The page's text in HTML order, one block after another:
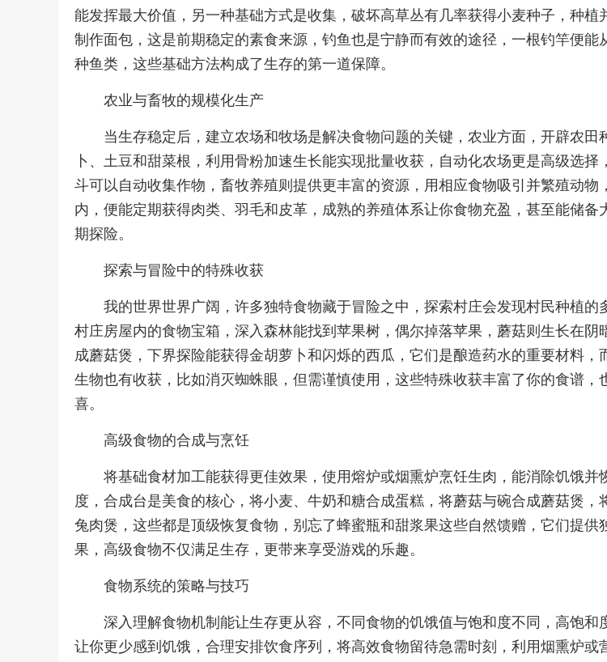
能发挥最大价值，另一种基础方式是收集，破坏高草丛有几率获得小麦种子，种植
制作面包，这是前期稳定的素食来源，钓鱼也是宁静而有效的途径，一根钓竿便能
种鱼类，这些基础方法构成了生存的第一道保障。
农业与畜牧的规模化生产
当生存稳定后，建立农场和牧场是解决食物问题的关键，农业方面，开辟农田
卜、土豆和甜菜根，利用骨粉加速生长能实现批量收获，自动化农场更是高级选择
斗可以自动收集作物，畜牧养殖则提供更丰富的资源，用相应食物吸引并繁殖动物
内，便能定期获得肉类、羽毛和皮革，成熟的养殖体系让你食物充盈，甚至能储备
期探险。
探索与冒险中的特殊收获
我的世界世界广阔，许多独特食物藏于冒险之中，探索村庄会发现村民种植的
村庄房屋内的食物宝箱，深入森林能找到苹果树，偶尔掉落苹果，蘑菇则生长在阴
成蘑菇煲，下界探险能获得金胡萝卜和闪烁的西瓜，它们是酿造药水的重要材料，
生物也有收获，比如消灭蜘蛛眼，但需谨慎使用，这些特殊收获丰富了你的食谱，
喜。
高级食物的合成与烹饪
将基础食材加工能获得更佳效果，使用熔炉或烟熏炉烹饪生肉，能消除饥饿并
度，合成台是美食的核心，将小麦、牛奶和糖合成蛋糕，将蘑菇与碗合成蘑菇煲，
兔肉煲，这些都是顶级恢复食物，别忘了蜂蜜瓶和甜浆果这些自然馈赠，它们提供
果，高级食物不仅满足生存，更带来享受游戏的乐趣。
食物系统的策略与技巧
深入理解食物机制能让生存更从容，不同食物的饥饿值与饱和度不同，高饱和
让你更少感到饥饿，合理安排饮食序列，将高效食物留待急需时刻，利用烟熏炉或